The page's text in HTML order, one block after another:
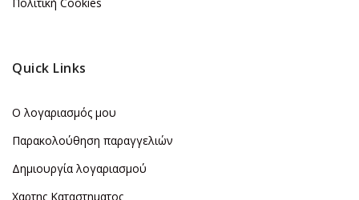
Quick Links
Ο λογαριασμός μου
Παρακολούθηση παραγγελιών
Δημιουργία λογαριασμού
Χαρτης Καταστηματος